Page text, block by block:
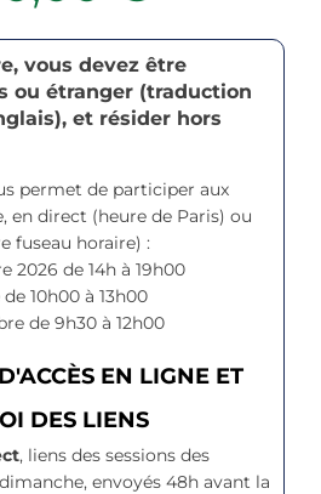
vous devez être
ou étranger (traduction
et résider hors
permet de participer aux
en direct (heure de Paris) ou
fuseau horaire) :
2026 de 14h à 19h00
10h00 à 13h00
de 9h30 à 12h00
EN LIGNE ET
DES LIENS
, liens des sessions des
envoyés 48h avant la